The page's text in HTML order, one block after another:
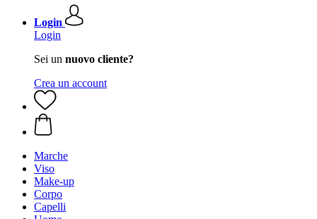
Login
Login
Sei un nuovo cliente?
Crea un account
Marche
Viso
Make-up
Corpo
Capelli